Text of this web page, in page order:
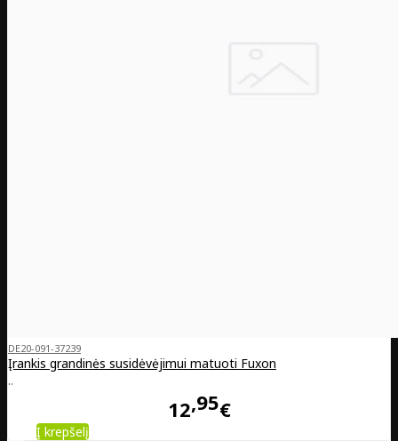
DE20-091-37239
Įrankis grandinės susidėvėjimui matuoti Fuxon
..
12 95€
Į krepšelį